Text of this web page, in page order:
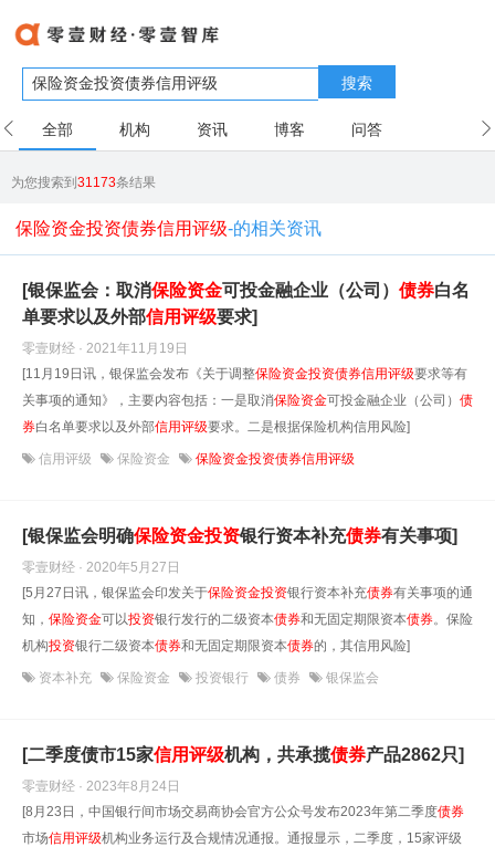
搜索
全部 机构 资讯 博客 问答
为您搜索到31173条结果
保险资金投资债券信用评级-的相关资讯
[银保监会：取消保险资金可投金融企业（公司） 债券白名
单要求以及外部信用评级要求]
零壹财经 · 2021年11月19日
[11月19日讯，银保监会发布《关于调整保险资金投资债券信用评级要求等有
关事项的通知》，主要内容包括：一是取消保险资金可投金融企业（公司） 债
券白名单要求以及外部信用评级要求。二是根据保险机构信用风险]
信用评级 保险资金 保险资金投资债券信用评级
[银保监会明确保险资金投资银行资本补充债券有关事项]
零壹财经 · 2020年5月27日
[5月27日讯，银保监会印发关于保险资金投资银行资本补充债券有关事项的通
知， 保险资金可以投资银行发行的二级资本债券和无固定期限资本债券。保险
机构投资银行二级资本债券和无固定期限资本债券的，其信用风险]
资本补充 保险资金 投资银行 债券 银保监会
[二季度债市15家信用评级机构，共承揽债券产品2862只]
零壹财经 · 2023年8月24日
[8月23日，中国银行间市场交易商协会官方公众号发布2023年第二季度债券
市场信用评级机构业务运行及合规情况通报。通报显示，二季度，15家评级